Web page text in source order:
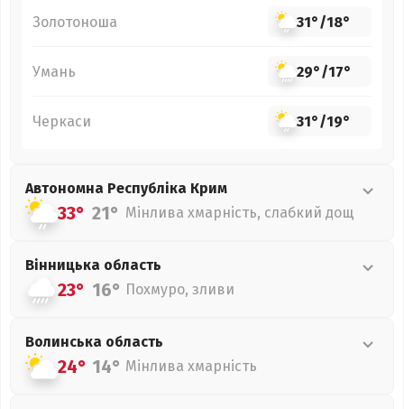
Золотоноша 31°/18°
Умань 29°/17°
Черкаси 31°/19°
Автономна Республіка Крим
33° 21° Мінлива хмарність, слабкий дощ
Вінницька область
23° 16° Похмуро, зливи
Волинська область
24° 14° Мінлива хмарність